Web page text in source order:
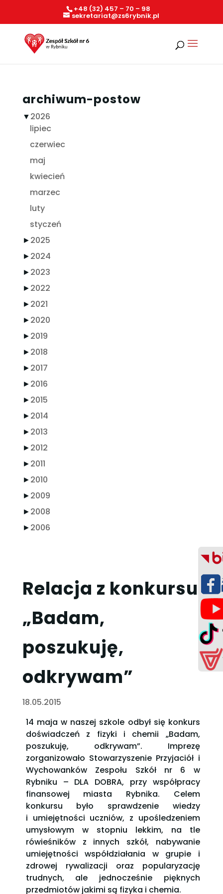
+48 (32) 457 – 70 – 98
sekretariat@zs6rybnik.pl
archiwum-postow
▼2026
lipiec
czerwiec
maj
kwiecień
marzec
luty
styczeń
►2025
►2024
►2023
►2022
►2021
►2020
►2019
►2018
►2017
►2016
►2015
►2014
►2013
►2012
►2011
►2010
►2009
►2008
►2006
Relacja z konkursu
„Badam,
poszukuję,
odkrywam”
18.05.2015
14 maja w naszej szkole odbył się konkurs
doświadczeń z fizyki i chemii „Badam,
poszukuję, odkrywam”. Imprezę
zorganizowało Stowarzyszenie Przyjaciół i
Wychowanków Zespołu Szkół nr 6 w
Rybniku – DLA DOBRA, przy współpracy
finansowej miasta Rybnika. Celem
konkursu było sprawdzenie wiedzy
i umiejętności uczniów, z upośledzeniem
umysłowym w stopniu lekkim, na tle
rówieśników z innych szkół, nabywanie
umiejętności współdziałania w grupie i
zdrowej rywalizacji oraz popularyzację
trudnych, ale jednocześnie pięknych
przedmiotów jakimi są fizyka i chemia.